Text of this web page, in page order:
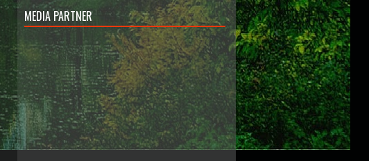
MEDIA PARTNER